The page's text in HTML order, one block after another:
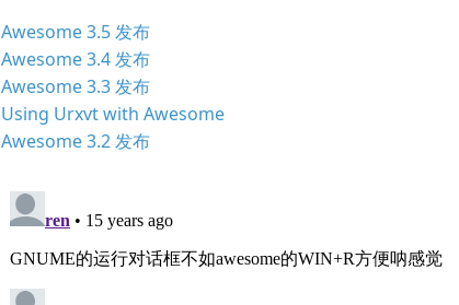
Awesome 3.5 发布
Awesome 3.4 发布
Awesome 3.3 发布
Using Urxvt with Awesome
Awesome 3.2 发布